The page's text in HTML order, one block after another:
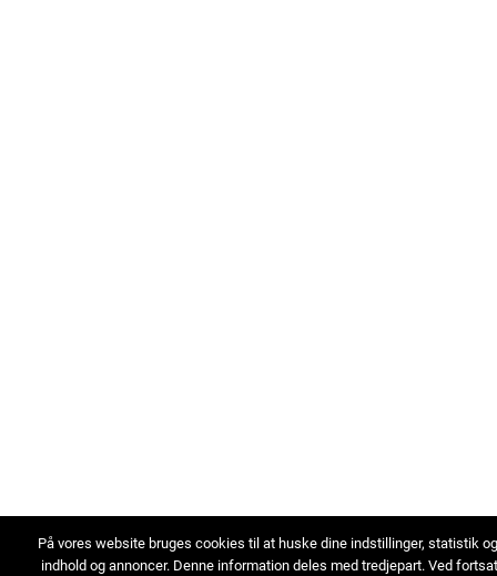
På vores website bruges cookies til at huske dine indstillinger, statistik
indhold og annoncer. Denne information deles med tredjepart. Ved